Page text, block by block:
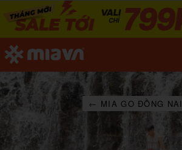
← MIA GO ĐỒNG NAI